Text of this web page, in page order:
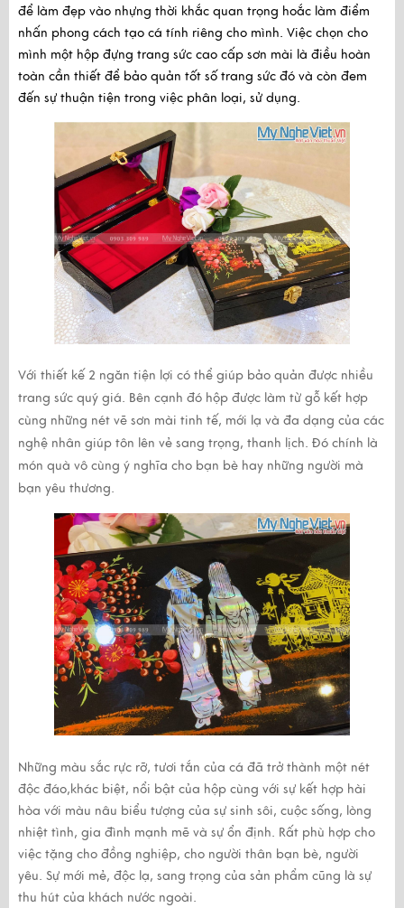
để làm đẹp vào nhựng thời khắc quan trọng hoắc làm điểm
nhấn phong cách tạo cá tính riêng cho mình. Việc chọn cho
mình một hộp đựng trang sức cao cấp sơn mài là điều hoàn
toàn cần thiết để bảo quản tốt số trang sức đó và còn đem
đến sự thuận tiện trong việc phân loại, sử dụng.
Với thiết kế 2 ngăn tiện lợi có thể giúp bảo quản được nhiều
trang sức quý giá. Bên cạnh đó hộp được làm từ gỗ kết hợp
cùng những nét vẽ sơn mài tinh tế, mới lạ và đa dạng của các
nghệ nhân giúp tôn lên vẻ sang trọng, thanh lịch. Đó chính là
món quà vô cùng ý nghĩa cho bạn bè hay những người mà
bạn yêu thương.
Những màu sắc rực rỡ, tươi tắn của cá đã trở thành một nét
độc đáo,khác biệt, nổi bật của hộp cùng với sự kết hợp hài
hòa với màu nâu biểu tượng của sự sinh sôi, cuộc sống, lòng
nhiệt tình, gia đình mạnh mẽ và sự ổn định. Rất phù hợp cho
việc tặng cho đồng nghiệp, cho người thân bạn bè, người
yêu. Sự mới mẻ, độc lạ, sang trọng của sản phẩm cũng là sự
thu hút của khách nước ngoài.